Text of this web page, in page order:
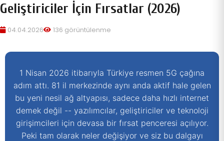
Geliştiriciler İçin Fırsatlar (2026)
04.04.2026 136 görüntülenme
1 Nisan 2026 itibarıyla Türkiye resmen 5G çağına
adım attı. 81 il merkezinde aynı anda aktif hale gelen
bu yeni nesil ağ altyapısı, sadece daha hızlı internet
demek değil -- yazılımcılar, geliştiriciler ve teknoloji
girişimcileri için devasa bir fırsat penceresi açılıyor.
Peki tam olarak neler değişiyor ve siz bu dalgayı